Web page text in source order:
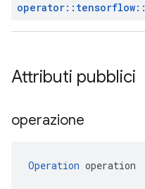
operator:: tensorflow::
Attributi pubblici
operazione
Operation operation